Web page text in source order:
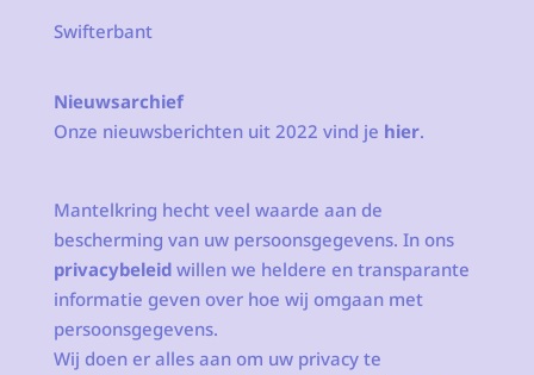
Swifterbant
Nieuwsarchief
Onze nieuwsberichten uit 2022 vind je hier.
Mantelkring hecht veel waarde aan de
bescherming van uw persoonsgegevens. In ons
privacybeleidwillen we heldere en transparante
informatie geven over hoe wij omgaan met
persoonsgegevens.
Wij doen er alles aan om uw privacy te